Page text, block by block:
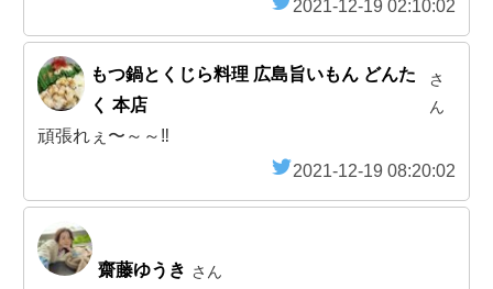
2021-12-19 02:10:02
もつ鍋とくじら料理 広島旨いもん どんた
く 本店
さ
ん
頑張れぇ〜～～‼️
2021-12-19 08:20:02
齋藤ゆうき さん